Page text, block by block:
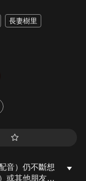
長妻樹里
音）仍不斷想
或其他朋友詢